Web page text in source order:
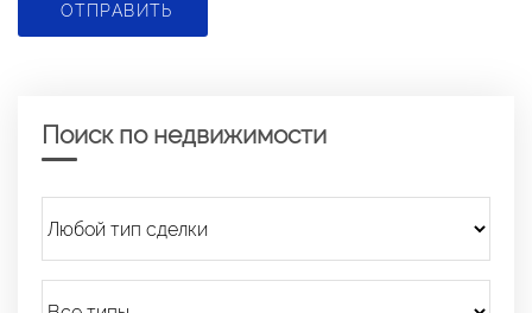
ОТПРАВИТЬ
Поиск по недвижимости